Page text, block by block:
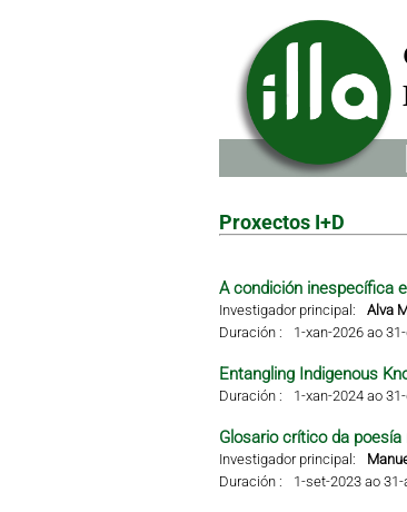
Proxectos I+D
A condición inespecífica
Investigador principal:
Alva
Duración :
1-xan-2026 ao
Entangling Indigenous
Duración : 1-xan-2024 ao
Glosario crítico da
Investigador principal:
Duración :
1-set-2023 ao